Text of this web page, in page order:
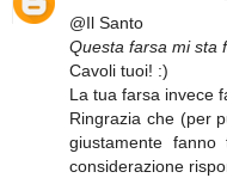
@Il Santo
Questa farsa mi sta
Cavoli tuoi! :)
La tua farsa invece
Ringrazia che (per
giustamente
considerazione